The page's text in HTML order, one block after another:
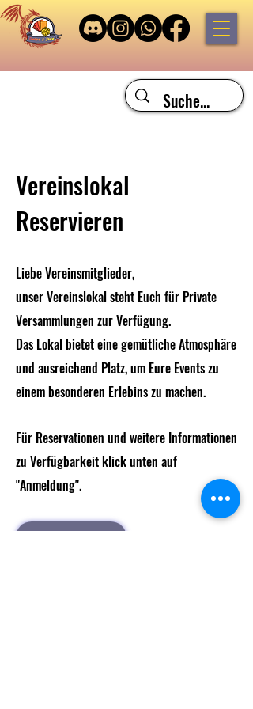
Vereinslokal
Reservieren
Liebe Vereinsmitglieder,
unser Vereinslokal steht Euch für Private
Versammlungen zur Verfügung.
Das Lokal bietet eine gemütliche Atmosphäre
und ausreichend Platz, um Eure Events zu
einem besonderen Erlebins zu machen.
Für Reservationen und weitere Informationen
zu Verfügbarkeit klick unten auf
"Anmeldung".